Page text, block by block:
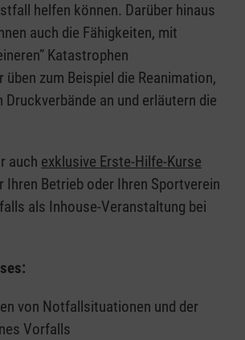
helfen können. Darüber hinaus
auch die Fähigkeiten, mit
Katastrophen
üben zum Beispiel die Reanimation,
Druckverbände an und erläutern die
auch exklusive Erste-Hilfe-Kurse
Ihren Betrieb oder Ihren Sportverein
als Inhouse-Veranstaltung bei
von Notfallsituationen und der
Vorfalls